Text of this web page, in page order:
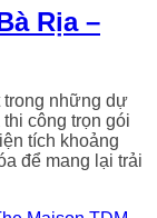
Rịa –
trong những dự
công trọn gói
tích khoảng
để mang lại trải